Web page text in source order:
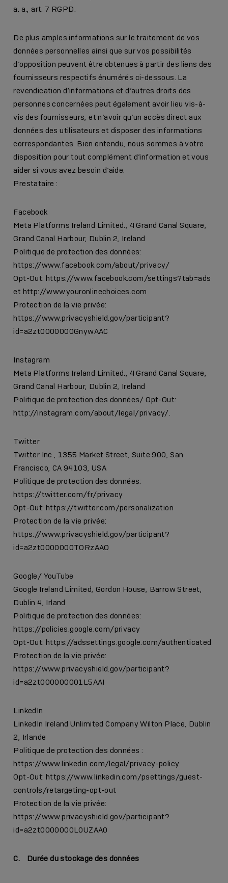
a. a., art. 7 RGPD.
De plus amples informations sur le traitement de vos
données personnelles ainsi que sur vos possibilités
d’opposition peuvent être obtenues à partir des liens des
fournisseurs respectifs énumérés ci-dessous. La
revendication d’informations et d’autres droits des
personnes concernées peut également avoir lieu vis-à-
vis des fournisseurs, et n’avoir qu’un accès direct aux
données des utilisateurs et disposer des informations
correspondantes. Bien entendu, nous sommes à votre
disposition pour tout complément d’information et vous
aider si vous avez besoin d’aide.
Prestataire :
Facebook
Meta Platforms Ireland Limited., 4 Grand Canal Square,
Grand Canal Harbour, Dublin 2, Ireland
Politique de protection des données:
https://www.facebook.com/about/privacy/
Opt-Out:https://www.facebook.com/settings?tab=ads
et http://www.youronlinechoices.com
Protection de la vie privée:
https://www.privacyshield.gov/participant?
id=a2zt0000000GnywAAC
Instagram
Meta Platforms Ireland Limited., 4 Grand Canal Square,
Grand Canal Harbour, Dublin 2, Ireland
Politique de protection des données/ Opt-Out:
http://instagram.com/about/legal/privacy/.
Twitter
Twitter Inc., 1355 Market Street, Suite 900, San
Francisco, CA 94103, USA
Politique de protection des données:
https://twitter.com/fr/privacy
Opt-Out:https://twitter.com/personalization
Protection de la vie privée:
https://www.privacyshield.gov/participant?
id=a2zt0000000TORzAAO
Google/ YouTube
Google Ireland Limited, Gordon House, Barrow Street,
Dublin 4, Irland
Politique de protection des données:
https://policies.google.com/privacy
Opt-Out:https://adssettings.google.com/authenticated
Protection de la vie privée:
https://www.privacyshield.gov/participant?
id=a2zt000000001L5AAI
LinkedIn
LinkedIn Ireland Unlimited Company Wilton Place, Dublin
2, Irlande
Politique de protection des données :
https://www.linkedin.com/legal/privacy-policy
Opt-Out:https://www.linkedin.com/psettings/guest-
controls/retargeting-opt-out
Protection de la vie privée:
https://www.privacyshield.gov/participant?
id=a2zt0000000L0UZAA0
C. Durée du stockage des données